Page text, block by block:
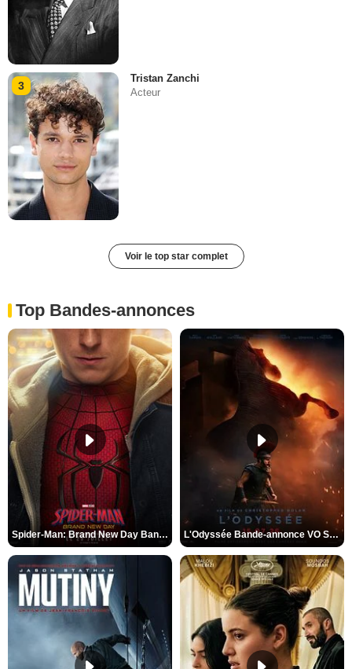
3
Tristan Zanchi
Acteur
Voir le top star complet
Top Bandes-annonces
Spider-Man: Brand New Day Bande-annonce VO STFR L'Odyssée Bande-annonce VO STFR